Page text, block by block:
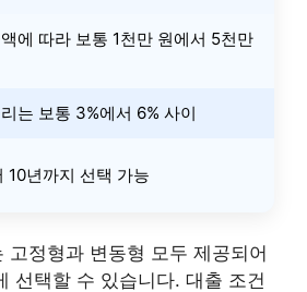
에 따라 보통 1천만 원에서 5천만
는 보통 3%에서 6% 사이
10년까지 선택 가능
고정형과 변동형 모두 제공되어
선택할 수 있습니다. 대출 조건